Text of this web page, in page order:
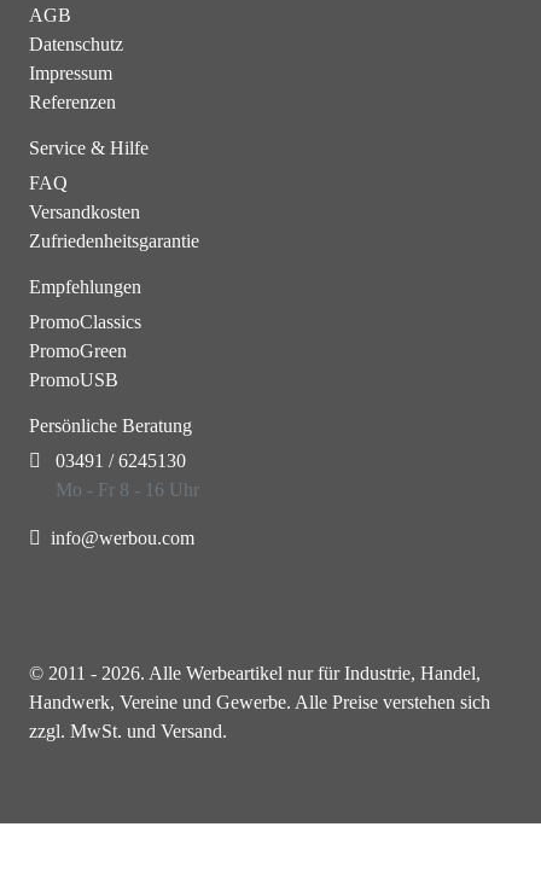
AGB
Datenschutz
Impressum
Referenzen
Service & Hilfe
FAQ
Versandkosten
Zufriedenheitsgarantie
Empfehlungen
PromoClassics
PromoGreen
PromoUSB
Persönliche Beratung
03491 / 6245130
Mo - Fr 8 - 16 Uhr
info@werbou.com
© 2011 - 2026. Alle Werbeartikel nur für Industrie, Handel,
Handwerk, Vereine und Gewerbe. Alle Preise verstehen sich
zzgl. MwSt. und Versand.